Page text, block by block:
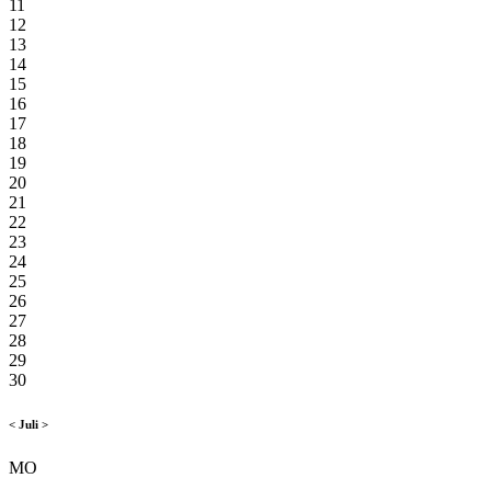
11
12
13
14
15
16
17
18
19
20
21
22
23
24
25
26
27
28
29
30
< Juli >
MO